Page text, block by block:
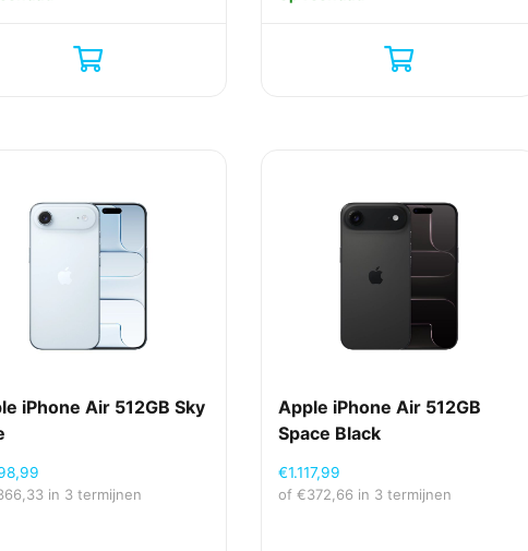
iPhone Air 512GB Sky
in 3 termijnen
Apple iPhone Air 512GB
Space Black
€1.117,99
of€372,66 in 3 termijnen